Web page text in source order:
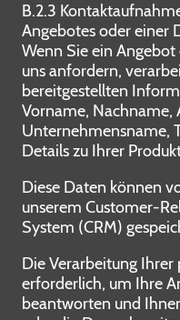
B.2.3
Angebotes oder einer
Wenn Sie ein
uns anfordern,
bereitgestellten
Vorname, Nachname,
Unternehmensname,
Details zu Ihrer
Diese Daten können
unserem Customer-
System (CRM)
Die Verarbeitung
erforderlich, um Ihre
beantworten und